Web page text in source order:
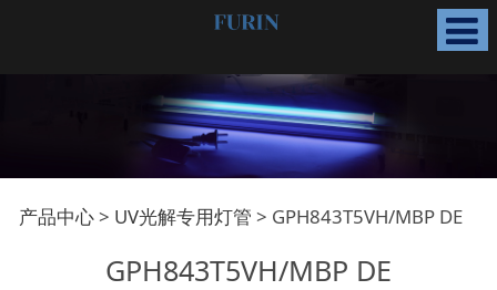
GPH843T5VH/MBP DE
产品中心> UV光解专用灯管 > GPH843T5VH/MBP DE
GPH843T5VH/MBP DE